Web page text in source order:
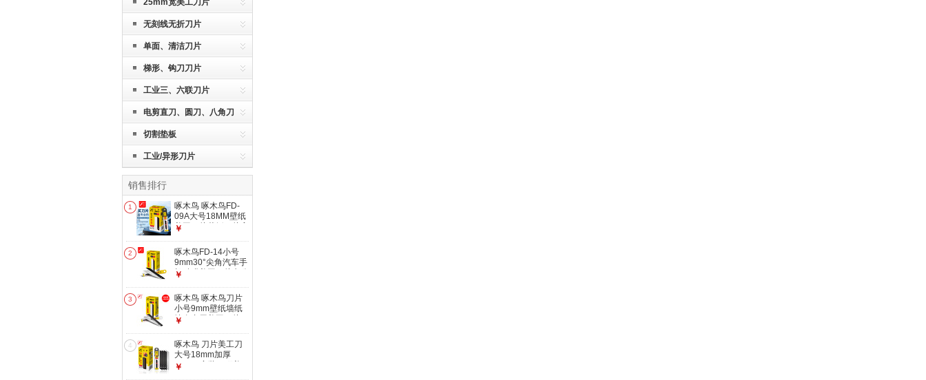
25mm宽美工刀片
无刻线无折刀片
单面、清洁刀片
梯形、钩刀刀片
工业三、六联刀片
电剪直刀、圆刀、八角刀
切割垫板
工业/异形刀片
销售排行
1
啄木鸟 啄木鸟FD-
09A大号18MM壁纸
美工刀片裁纸刀片高
片刀具 09A/100片
￥
2
啄木鸟FD-14小号
9mm30°尖角汽车手
机贴膜美工刀片办公
片贴膜刀片
￥
3
啄木鸟 啄木鸟刀片
小号9mm壁纸墙纸
墙布专用美工刀片
￥
4
啄木鸟 刀片美工刀
大号18mm加厚
0.6mm家装吊顶美
￥